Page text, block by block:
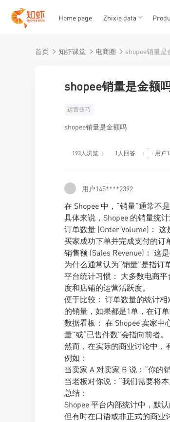
Home page Zhixia data
首页 知虾课堂 电商圈 shopee销量是
shopee销量是金额
运营技巧
shopee销量是金额吗
193人浏览 1人回答 用户
用户145****2392
在 Shopee 中，“销量”通常不
具体来说，Shopee 的销量统
订单数量 (Order Volume)：
买家成功下单并完成支付的订
销售额 (Sales Revenue)： 这
为什么通常认为“销量”是指订
平台统计习惯： 大多数电商
度和店铺的运营活跃度。
便于比较： 订单数量的统计
的销量，如果都是1单，在订
数据看板： 在 Shopee 卖家中
量”或“已售件数”会指向前者。
然而，在实际的商业讨论中，
例如：
当卖家 A 对卖家 B 说：“你的
当老板对你说：“我们需要将
总结：
Shopee 平台内部统计中，默认
但有时在口语或非正式的商业